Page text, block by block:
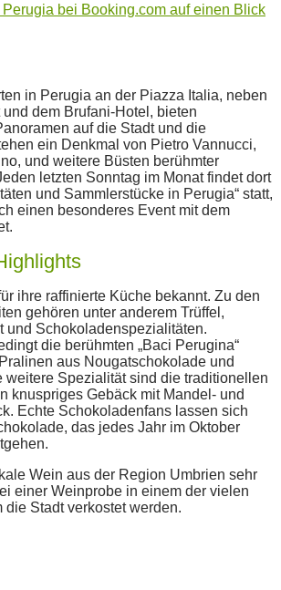
bei Booking.com auf einen Blick
in Perugia an der Piazza Italia, neben
dem Brufani-Hotel, bieten
auf die Stadt und die
ein Denkmal von Pietro Vannucci,
und weitere Büsten berühmter
letzten Sonntag im Monat findet dort
und Sammlerstücke in Perugia“ statt,
einen besonderes Event mit dem
ihre raffinierte Küche bekannt. Zu den
gehören unter anderem Trüffel,
und Schokoladenspezialitäten.
die berühmten „Baci Perugina“
aus Nougatschokolade und
weitere Spezialität sind die traditionellen
knuspriges Gebäck mit Mandel- und
Echte Schokoladenfans lassen sich
das jedes Jahr im Oktober
Wein aus der Region Umbrien sehr
einer Weinprobe in einem der vielen
die Stadt verkostet werden.